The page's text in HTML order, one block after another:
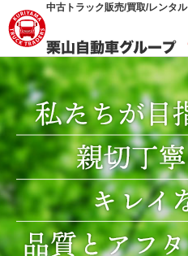
中古トラック販売/買取/レンタル